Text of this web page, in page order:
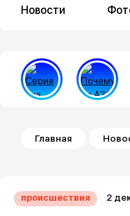
Новости
Строка
Главная
происшествия 2